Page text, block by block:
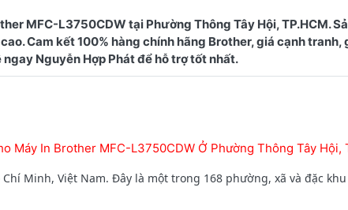
MFC-L3750CDW tại Phường Thông Tây Hội, TP.HCM.
Cam kết 100% hàng chính hãng Brother, giá cạnh tranh,
Máy In Brother MFC-L3750CDW Ở Phường Thông Tây Hội,
Minh, Việt Nam. Đây là một trong 168 phường, xã và đặc